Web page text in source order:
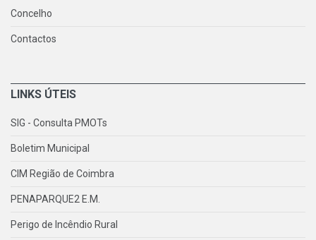
Concelho
Contactos
LINKS ÚTEIS
SIG - Consulta PMOTs
Boletim Municipal
CIM Região de Coimbra
PENAPARQUE2 E.M.
Perigo de Incêndio Rural